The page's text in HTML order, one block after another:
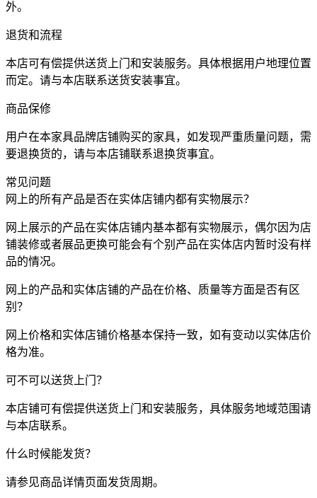
外。
退货和流程
本店可有偿提供送货上门和安装服务。具体根据用户地理位置
而定。请与本店联系送货安装事宜。
商品保修
用户在本家具品牌店铺购买的家具，如发现严重质量问题，需
要退换货的，请与本店铺联系退换货事宜。
常见问题
网上的所有产品是否在实体店铺内都有实物展示？
网上展示的产品在实体店铺内基本都有实物展示，偶尔因为店
铺装修或者展品更换可能会有个别产品在实体店内暂时没有样
品的情况。
网上的产品和实体店铺的产品在价格、质量等方面是否有区
别？
网上价格和实体店铺价格基本保持一致，如有变动以实体店价
格为准。
可不可以送货上门？
本店铺可有偿提供送货上门和安装服务，具体服务地域范围请
与本店联系。
什么时候能发货？
请参见商品详情页面发货周期。